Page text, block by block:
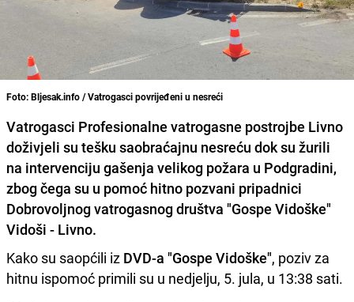
Foto: Bljesak.info / Vatrogasci povrijeđeni u nesreći
Vatrogasci Profesionalne vatrogasne postrojbe Livno
doživjeli su tešku saobraćajnu nesreću dok su žurili
na intervenciju gašenja velikog požara u Podgradini,
zbog čega su u pomoć hitno pozvani pripadnici
Dobrovoljnog vatrogasnog društva "Gospe Vidoške"
Vidoši - Livno.
Kako su saopćili iz DVD-a "Gospe Vidoške", poziv za
hitnu ispomoć primili su u nedjelju, 5. jula, u 13:38 sati.